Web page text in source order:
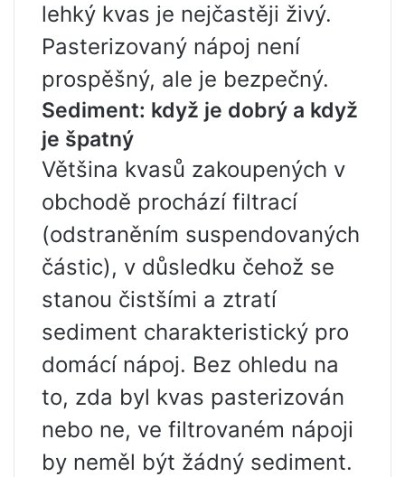
lehký kvas je nejčastěji živý.
Pasterizovaný nápoj není
prospěšný, ale je bezpečný.
Sediment: když je dobrý a když
je špatný
Většina kvasů zakoupených v
obchodě prochází filtrací
(odstraněním suspendovaných
částic), v důsledku čehož se
stanou čistšími a ztratí
sediment charakteristický pro
domácí nápoj. Bez ohledu na
to, zda byl kvas pasterizován
nebo ne, ve filtrovaném nápoji
by neměl být žádný sediment.